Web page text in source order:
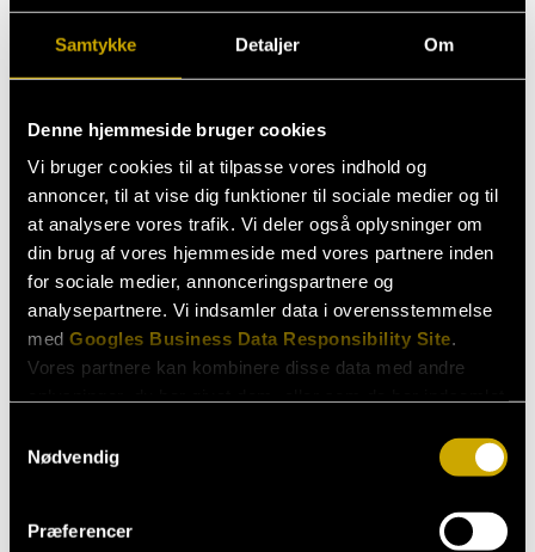
Samtykke Detaljer Om
Denne hjemmeside bruger cookies
Vi bruger cookies til at tilpasse vores indhold og
annoncer, til at vise dig funktioner til sociale medier og til
at analysere vores trafik. Vi deler også oplysninger om
din brug af vores hjemmeside med vores partnere inden
for sociale medier, annonceringspartnere og
analysepartnere. Vi indsamler data i overensstemmelse
med Googles Business Data Responsibility Site.
Vores partnere kan kombinere disse data med andre
Nødvendig
Præferencer
I 2017 kvalificerede Jacob Taarnhøj sig til finalen i ’DM i
stand-up’ med et fantastisk sæt, hvor han fortæller
at det kun lyder korrekt, når det er stavet forkert. Han
fortsatte sin optræden rundt om i landet – blandt
andre sammen med veteraner som Brian Mørk, Lasse
Rimmer, Thomas Hartmann og Jesper Juhl – og ved
årets slutning blev han tildelt Talentprisen ved ’Zulu
Comedy Galla’.
I foråret 2018 kunne Jacob Taarnhøj blandt andet
opleves på ’Comedy Zoo on Tour’ med Dan Andersen